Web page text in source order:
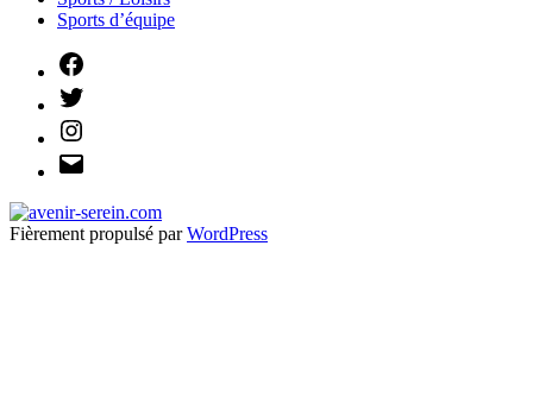
Sports d’équipe
Fièrement propulsé parWordPress